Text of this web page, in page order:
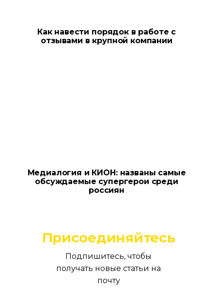
Как навести порядок в работе с
отзывами в крупной компании
Медиалогия и КИОН: названы самые
обсуждаемые супергерои среди
россиян
Присоединяйтесь
Подпишитесь, чтобы
получать новые статьи на
почту